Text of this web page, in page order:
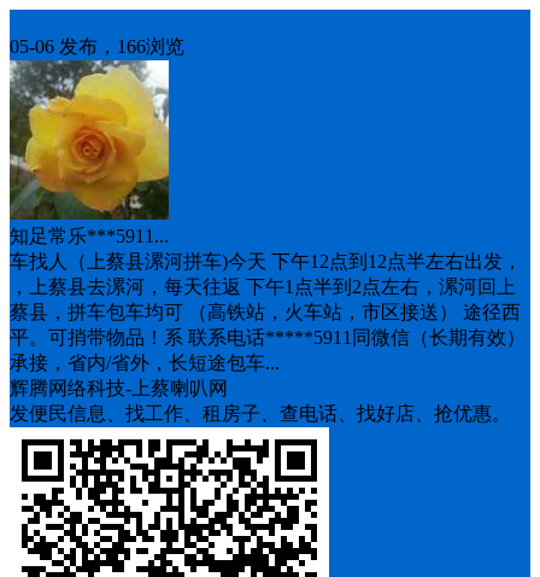
05-06 发布，166浏览
知足常乐***5911...
车找人（上蔡县漯河拼车)今天 下午12点到12点半左右出发，
，上蔡县去漯河，每天往返 下午1点半到2点左右，漯河回上
蔡县，拼车包车均可 （高铁站，火车站，市区接送） 途径西
平。可捎带物品！系 联系电话*****5911同微信（长期有效）
承接，省内/省外，长短途包车...
辉腾网络科技-上蔡喇叭网
发便民信息、找工作、租房子、查电话、找好店、抢优惠。